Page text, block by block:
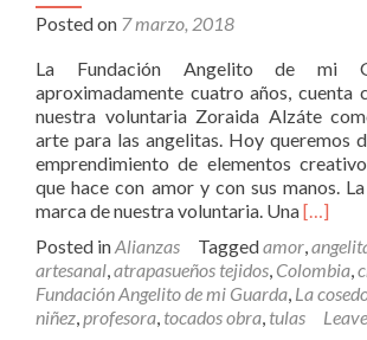
Posted on 7 marzo, 2018
La Fundación Angelito de mi
aproximadamente cuatro años, cuenta
nuestra voluntaria Zoraida Alzáte
arte para las angelitas. Hoy queremos
emprendimiento de elementos
que hace con amor y con sus manos.
marca de nuestra voluntaria. UnaRead
about
La
marca
[…]
Posted inAlianzas Taggedamor,
artesanal,atrapasueños tejidos, Colombia,
Fundación Angelito de mi Guarda, La
niñez,profesora, tocados obra, tulas